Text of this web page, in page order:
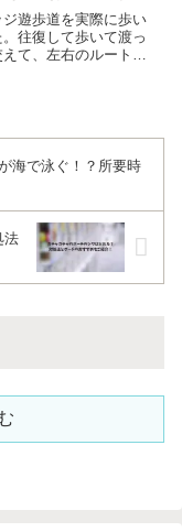
遊歩道を実際に歩い
往復して歩いて渡っ
て、左右のルートの
海で泳ぐ！？所要時
法